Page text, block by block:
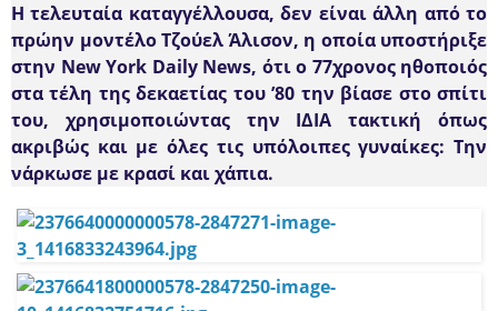
Η τελευταία καταγγέλλουσα, δεν είναι άλλη από το
πρώην μοντέλο Τζούελ Άλισον, η οποία υποστήριξε
στην New York Daily News, ότι ο 77χρονος ηθοποιός
στα τέλη της δεκαετίας του ’80 την βίασε στο σπίτι
του, χρησιμοποιώντας την ΙΔΙΑ τακτική όπως
ακριβώς και με όλες τις υπόλοιπες γυναίκες: Την
νάρκωσε με κρασί και χάπια.